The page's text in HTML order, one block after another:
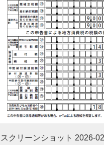
スクリーンショット 2026-